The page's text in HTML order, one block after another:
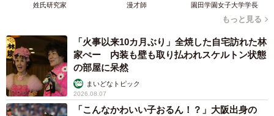
姓氏研究家 漫才師 園田学園女子大学学長
もっと見る
「火事以来10カ月ぶり」全焼した自宅訪れた林
家ぺー 内装も壁も取り払われスケルトン状態
の部屋に呆然
まいどなトピック
2026.08.07
「こんなかわいい子おるん！？」大阪出身の